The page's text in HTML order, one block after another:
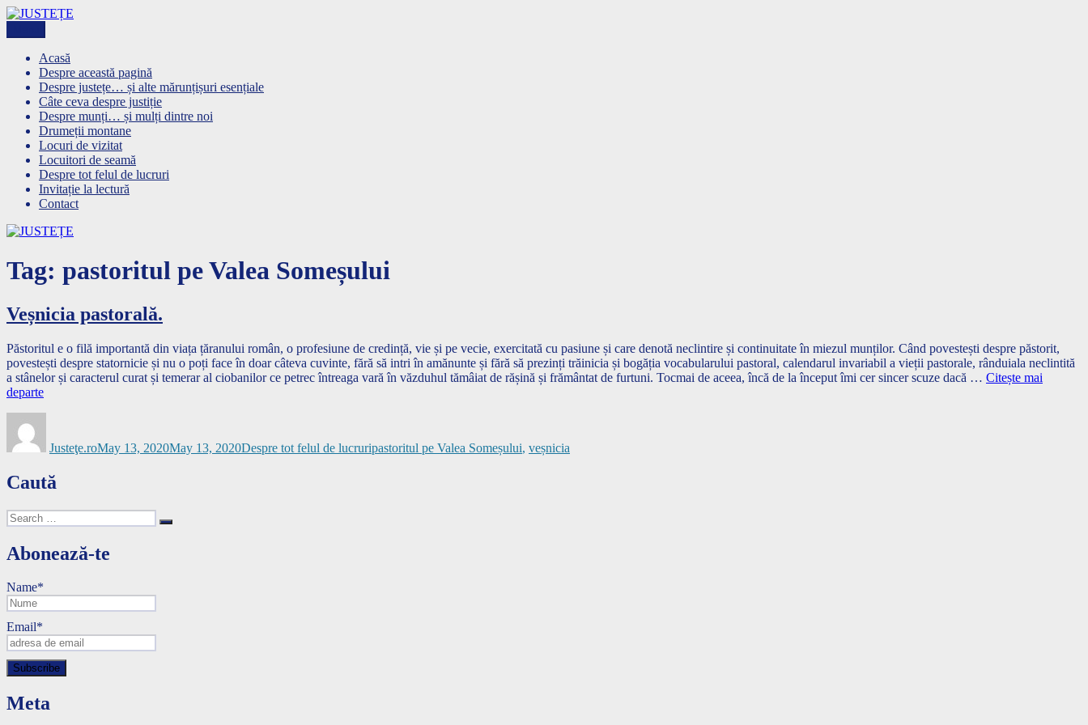
Skip
content
JUSTEȚE
Acasă
Despre această pagină
Despre justețe… și alte mărunțișuri esențiale
Câte ceva despre justiție
Despre munți… și mulți dintre noi
Drumeții montane
Locuri de vizitat
Locuitori de seamă
Despre tot felul de lucruri
Invitație la lectură
Contact
Tag: pastoritul pe Valea Someșului
Veșnicia pastorală.
Păstoritul e o filă importantă din viața țăranului român, o profesiune de credință, vie și pe vecie, exercitată cu pasiune și care denotă neclintire și continuitate în miezul munților. Când povestești despre păstorit,
povestești despre statornicie și nu o poți face în doar câteva cuvinte, fără să intri în amănunte și fără să prezinți trăinicia și bogăția vocabularului pastoral, calendarul invariabil a vieții pastorale, rânduiala neclintită
a stânelor și caracterul curat și temerar al ciobanilor ce petrec întreaga vară în văzduhul tămâiat de rășină și frământat de furtuni. Tocmai de aceea, încă de la început îmi cer sincer scuze dacă … Citește mai
departe
Justeţe.roMay 13, 2020May 13, 2020Despre tot felul de lucruripastoritul pe Valea Someșului, veșnicia
Caută
Search
for:
Search
Abonează-te
Name*
Email*
Meta